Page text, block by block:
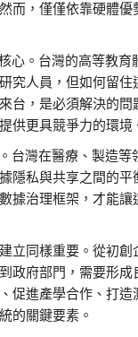
而，僅僅依靠硬體優
心。台灣的高等教育
究人員，但如何留住
台，是必須解決的問
供更具競爭力的環境
台灣在醫療、製造等
隱私與共享之間的平
據治理框架，才能讓
立同樣重要。從初創
政府部門，需要形成
促進產學合作、打造
的關鍵要素。